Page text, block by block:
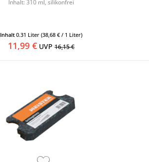
Inhalt: 310 ml, silikonfrei
Inhalt 0.31 Liter (38,68 € / 1 Liter)
11,99 € UVP 16,15 €